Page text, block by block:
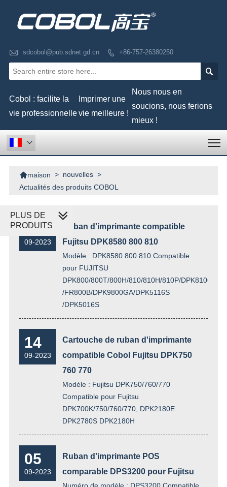
 sdcobol@pub.sdnet.gd.cn  +86-757-26380250

Cobol : facilite la
vie professionnelle
Imprimer une
vie meilleure !
Nous nous en
soucions, nous ferions
mieux !

maison > nouvelles >
Actualités des produits COBOL
21
09-2023
Ruban d'imprimante compatible
Fujitsu DPK8580 800 810
Modèle : DPK8580 800 810 Compatible
pour FUJITSU
DPK800/800T/800H/810/810H/810P/DPK810G/
/FR800B/DPK9800GA/DPK5116S
/DPK5016S
14
09-2023
Cartouche de ruban d'imprimante
compatible Cobol Fujitsu DPK750
760 770
Modèle : Fujitsu DPK750/760/770
Compatible pour Fujitsu
DPK700K/750/760/770, DPK2180E
DPK2780S DPK2180H
05
09-2023
Ruban d'imprimante POS
comparable DPS3200 pour Fujitsu
Numéro de modèle : DPS3200 Compatible
PLUS DE
PRODUITS